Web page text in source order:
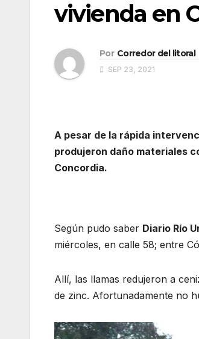
vivienda en
Por Corredor del litoral
SEP 23, 2021
A pesar de la rápida
produjeron daño materiales
Concordia.
Según pudo saber Diario Río
miércoles, en calle 58; entre
Allí, las llamas redujeron a
de zinc. Afortunadamente no